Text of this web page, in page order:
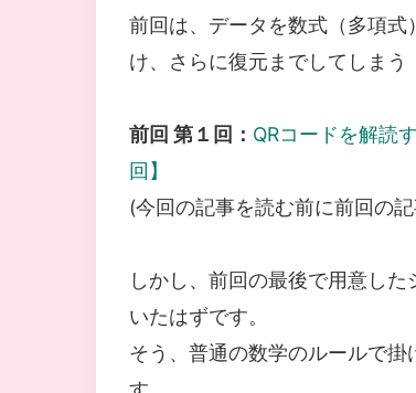
前回は、データを数式（多項
け、さらに復元までしてしまう
前回 第１回： QRコードを解読
回】
(今回の記事を読む前に前回の
しかし、前回の最後で用意し
いたはずです。
そう、普通の数学のルールで掛